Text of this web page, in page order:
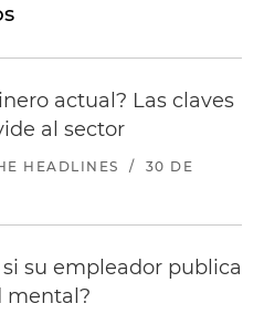
actual? Las claves
al sector
HEADLINES /
30 DE
su empleador publica
mental?